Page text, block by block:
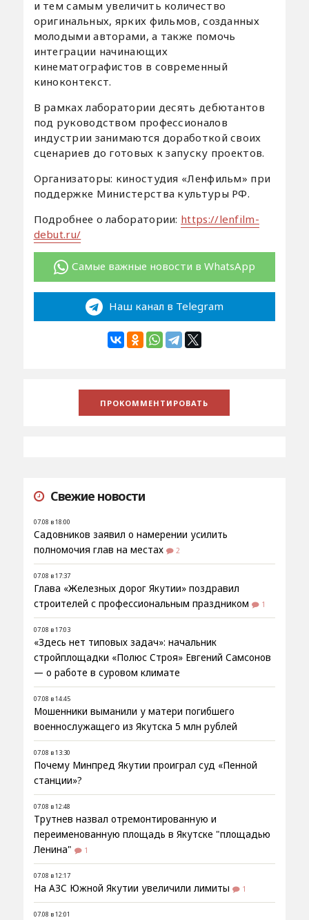
и тем самым увеличить количество
оригинальных, ярких фильмов, созданных
молодыми авторами, а также помочь
интеграции начинающих
кинематографистов в современный
киноконтекст.
В рамках лаборатории десять дебютантов
под руководством профессионалов
индустрии занимаются доработкой своих
сценариев до готовых к запуску проектов.
Организаторы: киностудия «Ленфильм» при
поддержке Министерства культуры РФ.
Подробнее о лаборатории: https://lenfilm-
debut.ru/
Самые важные новости в WhatsApp
Наш канал в Telegram
Свежие новости
07.08 в 18:00
Садовников заявил о намерении усилить
полномочия глав на местах
2
07.08 в 17:37
Глава «Железных дорог Якутии» поздравил
строителей с профессиональным праздником
1
07.08 в 17:03
«Здесь нет типовых задач»: начальник
стройплощадки «Полюс Строя» Евгений Самсонов
— о работе в суровом климате
07.08 в 14:45
Мошенники выманили у матери погибшего
военнослужащего из Якутска 5 млн рублей
07.08 в 13:30
Почему Минпред Якутии проиграл суд «Пенной
станции»?
07.08 в 12:48
Трутнев назвал отремонтированную и
переименованную площадь в Якутске "площадью
Ленина"
1
07.08 в 12:17
На АЗС Южной Якутии увеличили лимиты 1
07.08 в 12:01